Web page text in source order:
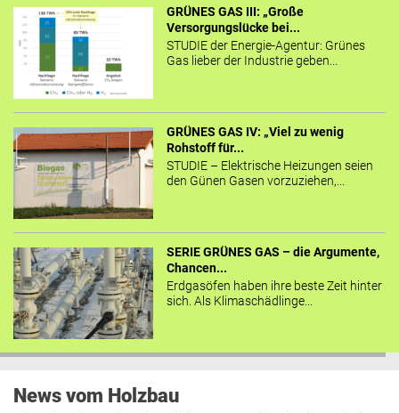
GRÜNES GAS III: „Große
Versorgungslücke bei...
STUDIE der Energie-Agentur: Grünes
Gas lieber der Industrie geben...
GRÜNES GAS IV: „Viel zu wenig
Rohstoff für...
STUDIE – Elektrische Heizungen seien
den Günen Gasen vorzuziehen,...
SERIE GRÜNES GAS – die Argumente,
Chancen...
Erdgasöfen haben ihre beste Zeit hinter
sich. Als Klimaschädlinge...
News vom Holzbau